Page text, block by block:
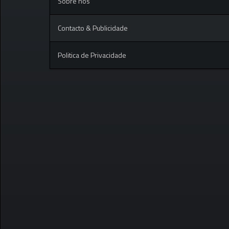
Contacto & Publicidade
Politica de Privacidade